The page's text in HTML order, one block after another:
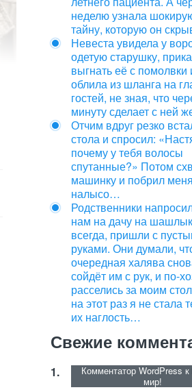
неделю узнала
тайну, которую он
Невеста увидела у
одетую старушку,
выгнать её с помолвки
облила из шланга на
гостей, не зная, что
минуту сделает с ней
Отчим вдруг резко
стола и спросил:
почему у тебя волосы
спутанные?» Потом
машинку и побрил меня
налысо…
Родственники
нам на дачу на
всегда, пришли с
руками. Они думали,
очередная халява
сойдёт им с рук, и по-
расселись за моим
на этот раз я не стала
их наглость…
Свежие
Комментатор WordPress к
мир!